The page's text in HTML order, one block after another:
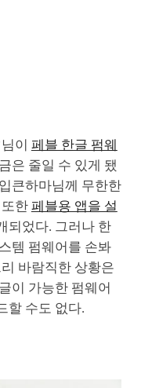
이 페블 한글 펌웨
은 줄일 수 있게 됐
큰하마님께 무한한
한 페블용 앱을 설
되었다. 그러나 한
템 펌웨어를 손봐
바람직한 상황은
이 가능한 펌웨어
할 수도 없다.